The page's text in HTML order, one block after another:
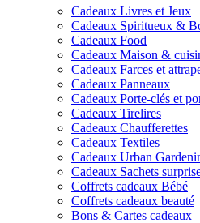
Cadeaux Livres et Jeux
Cadeaux Spiritueux &
Cadeaux Food
Cadeaux Maison &
Cadeaux Farces et
Cadeaux Panneaux
Cadeaux Porte-clés et
Cadeaux Tirelires
Cadeaux Chaufferettes
Cadeaux Textiles
Cadeaux Urban
Cadeaux Sachets
Coffrets cadeaux Bébé
Coffrets cadeaux beauté
Bons & Cartes cadeaux